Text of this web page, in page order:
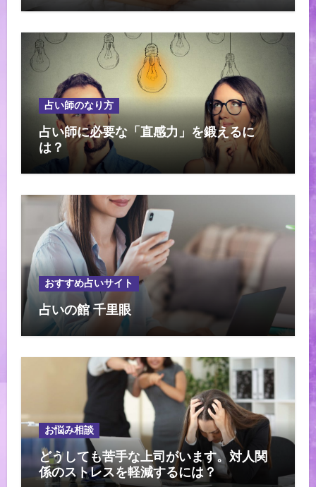
占い師のなり方
占い師に必要な「直感力」を鍛えるに
は？
おすすめ占いサイト
占いの館 千里眼
お悩み相談
どうしても苦手な上司がいます。対人関
係のストレスを軽減するには？